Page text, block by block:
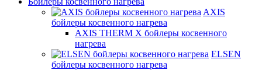
AXIS
бойлеры косвенного нагрева
AXIS THERM X бойлеры косвенного
нагрева
ELSEN
бойлеры косвенного нагрева